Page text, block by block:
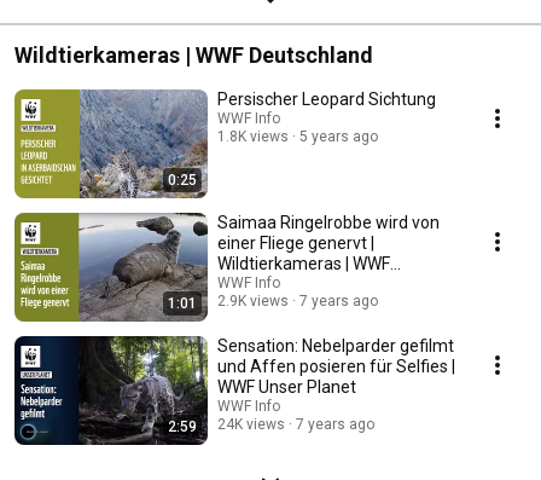
Wildtierkameras | WWF Deutschland
0:25
Persischer Leopard Sichtung
WWF Info
1.8K views
5 years ago
1:01
Saimaa Ringelrobbe wird von
einer Fliege genervt |
Wildtierkameras | WWF
Deutschland
WWF Info
2.9K views
7 years ago
2:59
Sensation: Nebelparder gefilmt
und Affen posieren für Selfies |
WWF Unser Planet
WWF Info
24K views
7 years ago